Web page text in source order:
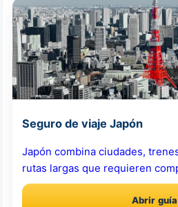
Seguro de viaje Japón
Japón combina ciudades,
rutas largas que requieren
Abrir guía